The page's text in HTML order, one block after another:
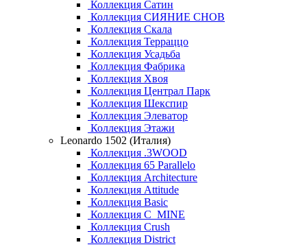
Коллекция Сатин
Коллекция СИЯНИЕ СНОВ
Коллекция Скала
Коллекция Терраццо
Коллекция Усадьба
Коллекция Фабрика
Коллекция Хвоя
Коллекция Централ Парк
Коллекция Шекспир
Коллекция Элеватор
Коллекция Этажи
Leonardo 1502 (Италия)
Коллекция .3WOOD
Коллекция 65 Parallelo
Коллекция Architecture
Коллекция Attitude
Коллекция Basic
Коллекция C_MINE
Коллекция Crush
Коллекция District